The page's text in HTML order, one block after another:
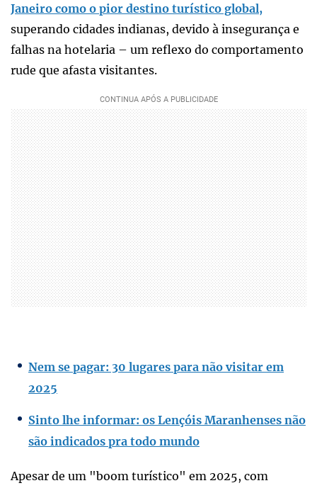
Janeiro como o pior destino turístico global,
superando cidades indianas, devido à insegurança e
falhas na hotelaria – um reflexo do comportamento
rude que afasta visitantes.
Nem se pagar: 30 lugares para não visitar em
2025
Sinto lhe informar: os Lençóis Maranhenses não
são indicados pra todo mundo
Apesar de um "boom turístico" em 2025, com